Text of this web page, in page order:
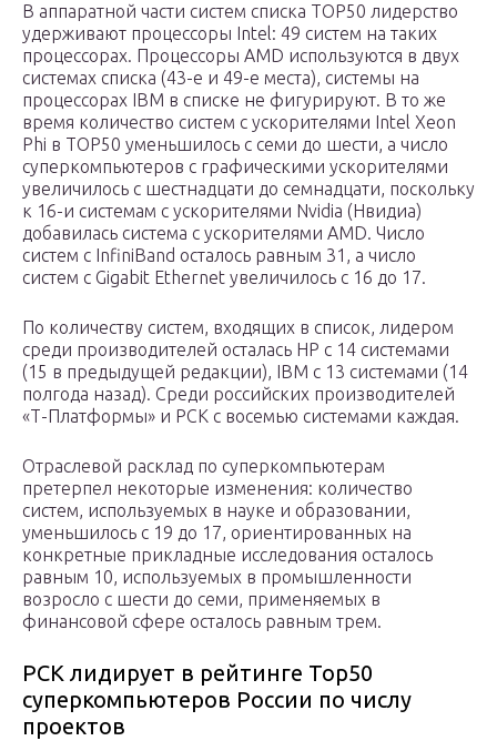
В аппаратной части систем списка TOP50 лидерство
удерживают процессоры Intel: 49 систем на таких
процессорах. Процессоры AMD используются в двух
системах списка (43-е и 49-е места), системы на
процессорах IBM в списке не фигурируют. В то же
время количество систем с ускорителями Intel Xeon
Phi в TOP50 уменьшилось с семи до шести, а число
суперкомпьютеров с графическими ускорителями
увеличилось с шестнадцати до семнадцати, поскольку
к 16-и системам с ускорителями Nvidia (Нвидиа)
добавилась система с ускорителями AMD. Число
систем с InfiniBand осталось равным 31, а число
систем с Gigabit Ethernet увеличилось с 16 до 17.
По количеству систем, входящих в список, лидером
среди производителей осталась HP с 14 системами
(15 в предыдущей редакции), IBM с 13 системами (14
полгода назад). Среди российских производителей
«Т-Платформы» и РСК с восемью системами каждая.
Отраслевой расклад по суперкомпьютерам
претерпел некоторые изменения: количество
систем, используемых в науке и образовании,
уменьшилось с 19 до 17, ориентированных на
конкретные прикладные исследования осталось
равным 10, используемых в промышленности
возросло с шести до семи, применяемых в
финансовой сфере осталось равным трем.
РСК лидирует в рейтинге Тор50
суперкомпьютеров России по числу
проектов